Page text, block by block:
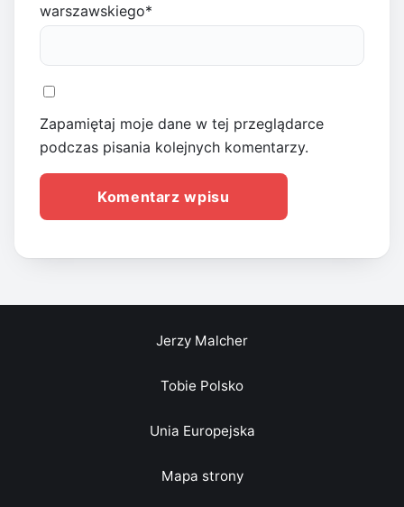
warszawskiego*
Zapamiętaj moje dane w tej przeglądarce
podczas pisania kolejnych komentarzy.
Jerzy Malcher
Tobie Polsko
Unia Europejska
Mapa strony